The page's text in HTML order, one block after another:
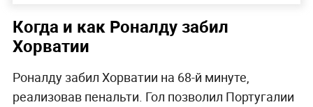
Когда и как Роналду забил
Хорватии
Роналду забил Хорватии на 68-й минуте,
реализовав пенальти. Гол позволил Португалии